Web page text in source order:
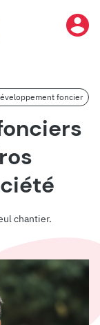
foncier
chantier.